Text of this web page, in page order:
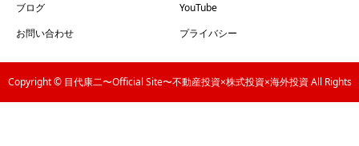
ブログ
YouTube
お問い合わせ
プライバシー
Copyright © 目代康二〜Official Site〜不動産投資×株式投資×海外投資 All Rights